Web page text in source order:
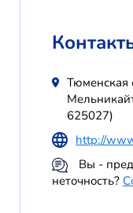
Тюменская
625027)
http://
Вы -
неточность?